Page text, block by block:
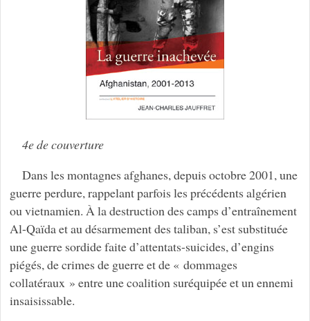
4e de couverture
Dans les montagnes afghanes, depuis octobre 2001, une
guerre perdure, rappelant parfois les précédents algérien
ou vietnamien. À la destruction des camps d’entraînement
Al-Qaïda et au désarmement des taliban, s’est substituée
une guerre sordide faite d’attentats-suicides, d’engins
piégés, de crimes de guerre et de « dommages
collatéraux » entre une coalition suréquipée et un ennemi
insaisissable.